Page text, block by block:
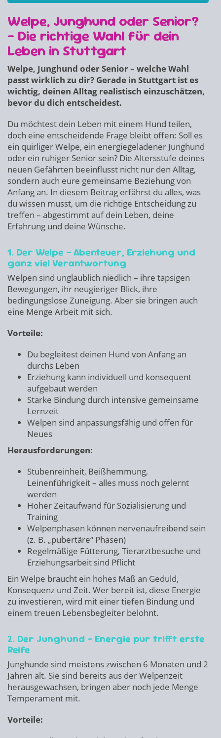
Welpe, Junghund oder Senior?
– Die richtige Wahl für dein
Leben in Stuttgart
Welpe, Junghund oder Senior – welche Wahl
passt wirklich zu dir? Gerade in Stuttgart ist es
wichtig, deinen Alltag realistisch einzuschätzen,
bevor du dich entscheidest.
Du möchtest dein Leben mit einem Hund teilen,
doch eine entscheidende Frage bleibt offen: Soll es
ein quirliger Welpe, ein energiegeladener Junghund
oder ein ruhiger Senior sein? Die Altersstufe deines
neuen Gefährten beeinflusst nicht nur den Alltag,
sondern auch eure gemeinsame Beziehung von
Anfang an. In diesem Beitrag erfährst du alles, was
du wissen musst, um die richtige Entscheidung zu
treffen – abgestimmt auf dein Leben, deine
Erfahrung und deine Wünsche.
1. Der Welpe – Abenteuer, Erziehung und
ganz viel Verantwortung
Welpen sind unglaublich niedlich – ihre tapsigen
Bewegungen, ihr neugieriger Blick, ihre
bedingungslose Zuneigung. Aber sie bringen auch
eine Menge Arbeit mit sich.
Vorteile:
Du begleitest deinen Hund von Anfang an
durchs Leben
Erziehung kann individuell und konsequent
aufgebaut werden
Starke Bindung durch intensive gemeinsame
Lernzeit
Welpen sind anpassungsfähig und offen für
Neues
Herausforderungen:
Stubenreinheit, Beißhemmung,
Leinenführigkeit – alles muss noch gelernt
werden
Hoher Zeitaufwand für Sozialisierung und
Training
Welpenphasen können nervenaufreibend sein
(z. B. „pubertäre“ Phasen)
Regelmäßige Fütterung, Tierarztbesuche und
Erziehungsarbeit sind Pflicht
Ein Welpe braucht ein hohes Maß an Geduld,
Konsequenz und Zeit. Wer bereit ist, diese Energie
zu investieren, wird mit einer tiefen Bindung und
einem treuen Lebensbegleiter belohnt.
2. Der Junghund – Energie pur trifft erste
Reife
Junghunde sind meistens zwischen 6 Monaten und 2
Jahren alt. Sie sind bereits aus der Welpenzeit
herausgewachsen, bringen aber noch jede Menge
Temperament mit.
Vorteile: